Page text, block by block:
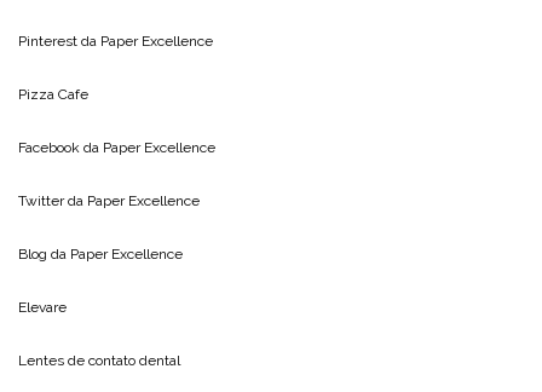
Pinterest da Paper Excellence
Pizza Cafe
Facebook da Paper Excellence
Twitter da Paper Excellence
Blog da Paper Excellence
Elevare
Lentes de contato dental